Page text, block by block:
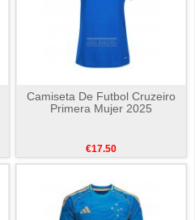
Camiseta De Futbol Cruzeiro
Primera Mujer 2025
€17.50